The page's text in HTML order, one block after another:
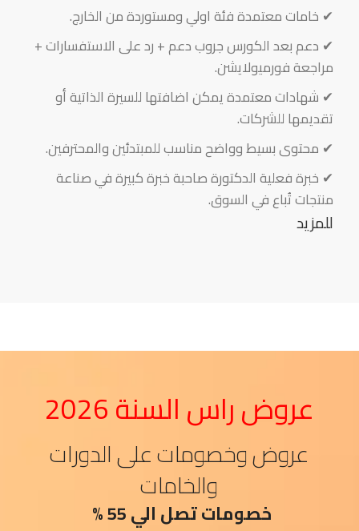
✔ خامات معتمدة فئة اولي ومستوردة من الخارج.
✔ دعم بعد الكورس جروب دعم + رد على الاستفسارات +
مراجعة فورميولايشن.
✔ شهادات معتمدة يمكن اضافتها للسيرة الذاتية أو
تقديمها للشركات.
✔ محتوى بسيط وواضح مناسب للمبتدئين والمحترفين.
✔ خبرة فعلية الدكتورة صاحبة خبرة كبيرة في صناعة
منتجات تُباع في السوق.
للمزيد
عروض راس السنة 2026
عروض وخصومات على الدورات
والخامات
خصومات تصل الي 55 %